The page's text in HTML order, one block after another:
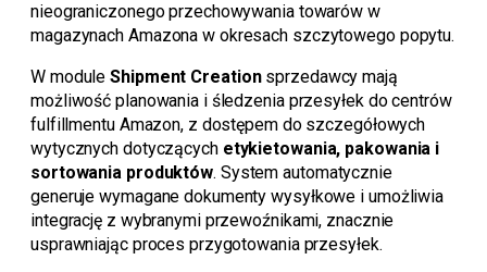
nieograniczonego przechowywania towarów w
magazynach Amazona w okresach szczytowego popytu.
W moduleShipment Creationsprzedawcy mają
możliwość planowania i śledzenia przesyłek do centrów
fulfillmentu Amazon, z dostępem do szczegółowych
wytycznych dotyczących etykietowania, pakowania i
sortowania produktów. System automatycznie
generuje wymagane dokumenty wysyłkowe i umożliwia
integrację z wybranymi przewoźnikami, znacznie
usprawniając proces przygotowania przesyłek.